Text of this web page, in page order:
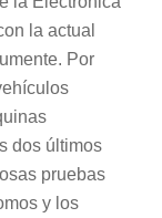
la actual
Por
dos últimos
pruebas
y los